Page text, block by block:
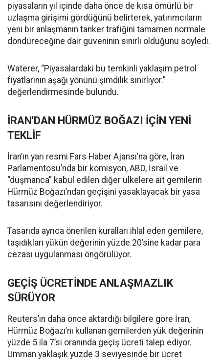
piyasaların yıl içinde daha önce de kısa ömürlü bir
uzlaşma girişimi gördüğünü belirterek, yatırımcıların
yeni bir anlaşmanın tanker trafiğini tamamen normale
döndüreceğine dair güveninin sınırlı olduğunu söyledi.
Waterer, “Piyasalardaki bu temkinli yaklaşım petrol
fiyatlarının aşağı yönünü şimdilik sınırlıyor.”
değerlendirmesinde bulundu.
İRAN'DAN HÜRMÜZ BOĞAZI İÇİN YENİ
TEKLİF
İran’ın yarı resmi Fars Haber Ajansı’na göre, İran
Parlamentosu’nda bir komisyon, ABD, İsrail ve
“düşmanca” kabul edilen diğer ülkelere ait gemilerin
Hürmüz Boğazı’ndan geçişini yasaklayacak bir yasa
tasarısını değerlendiriyor.
Tasarıda ayrıca önerilen kuralları ihlal eden gemilere,
taşıdıkları yükün değerinin yüzde 20’sine kadar para
cezası uygulanması öngörülüyor.
GEÇİŞ ÜCRETİNDE ANLAŞMAZLIK
SÜRÜYOR
Reuters’ın daha önce aktardığı bilgilere göre İran,
Hürmüz Boğazı’nı kullanan gemilerden yük değerinin
yüzde 5 ila 7’si oranında geçiş ücreti talep ediyor.
Umman yaklaşık yüzde 3 seviyesinde bir ücret